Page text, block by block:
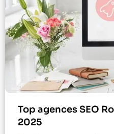
Top agences SEO
2025